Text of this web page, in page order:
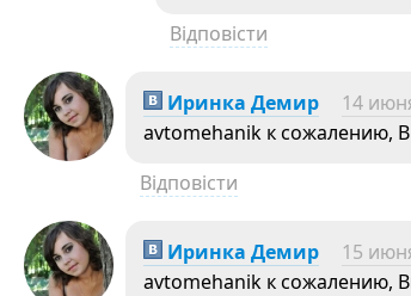
Відповісти
Иринка Демир 14
avtomehanik к сожалению, В
Відповісти
Иринка Демир 15
avtomehanik к сожалению,